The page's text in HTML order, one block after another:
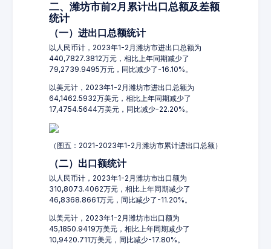
二、潍坊市前2月累计出口总额及差额
统计
（一）进出口总额统计
以人民币计，2023年1-2月潍坊市进出口总额为
440,7827.3812万元，相比上年同期减少了
79,2739.9495万元，同比减少了-16.10%。
以美元计，2023年1-2月潍坊市进出口总额为
64,1462.5932万美元，相比上年同期减少了
17,4754.5644万美元，同比减少-22.20%。
（图五：2021-2023年1-2月潍坊市累计进出口总额）
（二）出口额统计
以人民币计，2023年1-2月潍坊市出口额为
310,8073.4062万元，相比上年同期减少了
46,8368.8661万元，同比减少了-11.20%。
以美元计，2023年1-2月潍坊市出口额为
45,1850.9419万美元，相比上年同期减少了
10,9420.711万美元，同比减少-17.80%。